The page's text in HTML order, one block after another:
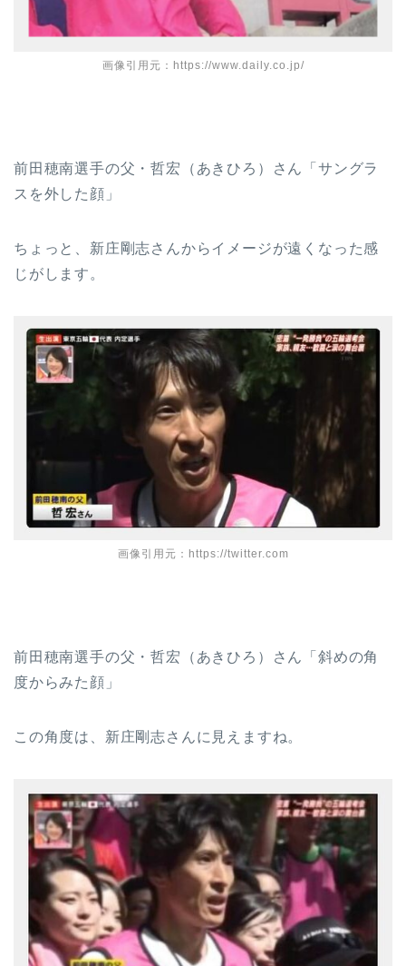
画像引用元：https://www.daily.co.jp/
前田穂南選手の父・哲宏（あきひろ）さん「サングラ
スを外した顔」
ちょっと、新庄剛志さんからイメージが遠くなった感
じがします。
画像引用元：https://twitter.com
前田穂南選手の父・哲宏（あきひろ）さん「斜めの角
度からみた顔」
この角度は、新庄剛志さんに見えますね。